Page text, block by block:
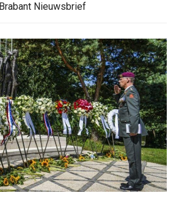
Brabant Nieuwsbrief